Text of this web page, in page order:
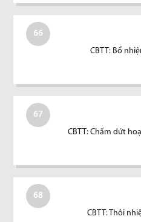
66
CBTT: Bổ
67
CBTT: Chấm dứt
68
CBTT: Thôi